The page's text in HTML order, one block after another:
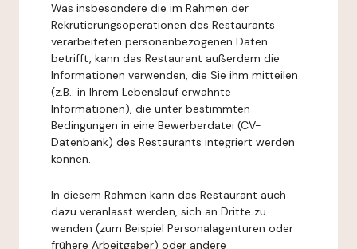
Was insbesondere die im Rahmen der
Rekrutierungsoperationen des Restaurants
verarbeiteten personenbezogenen Daten
betrifft, kann das Restaurant außerdem die
Informationen verwenden, die Sie ihm mitteilen
(z.B.: in Ihrem Lebenslauf erwähnte
Informationen), die unter bestimmten
Bedingungen in eine Bewerberdatei (CV-
Datenbank) des Restaurants integriert werden
können.
In diesem Rahmen kann das Restaurant auch
dazu veranlasst werden, sich an Dritte zu
wenden (zum Beispiel Personalagenturen oder
frühere Arbeitgeber) oder andere